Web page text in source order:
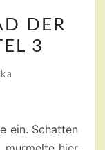
DER
3
ein. Schatten